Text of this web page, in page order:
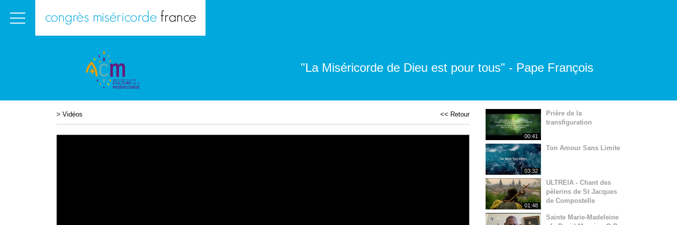
"La Miséricorde de Dieu est pour tous" - Pape François
> Vidéos << Retour
00:41
Prière de la
transfiguration
03:32
Ton Amour Sans Limite
01:48
ULTREIA - Chant des
pèlerins de St Jacques
de Compostelle
Sainte Marie-Madeleine